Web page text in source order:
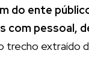
do ente
com pessoal,
trecho extraído